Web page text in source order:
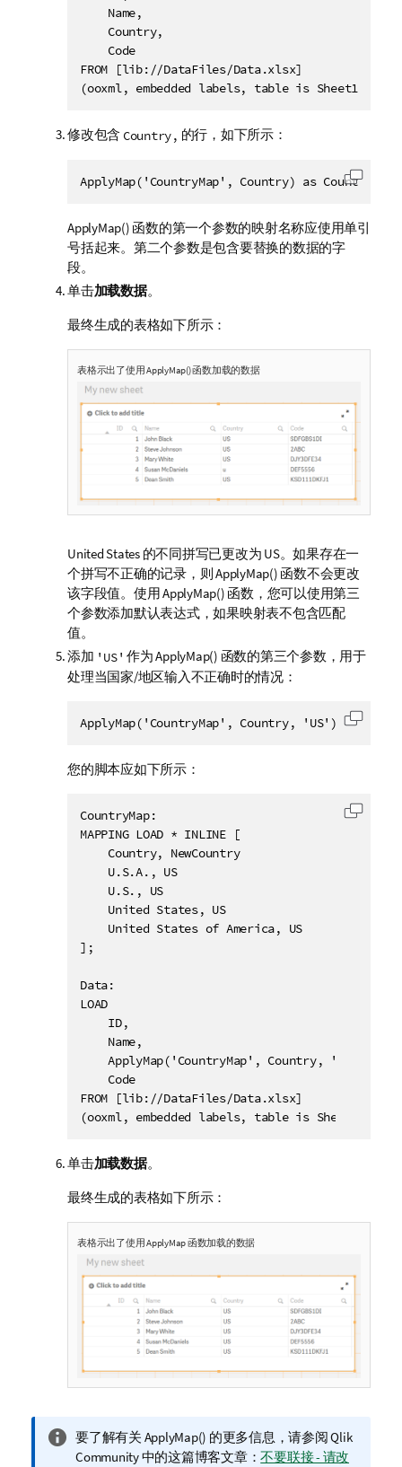
    Name,
    Country,
    Code
FROM [lib://DataFiles/Data.xlsx]
(ooxml, embedded labels, table is Sheet1);
修改包含 Country, 的行，如下所示：
ApplyMap('CountryMap', Country) as Country,复制代
ApplyMap() 函数的第一个参数的映射名称应使用单引
号括起来。第二个参数是包含要替换的数据的字
段。
单击加载数据。
最终生成的表格如下所示：
表格示出了使用ApplyMap()函数加载的数据
United States的不同拼写已更改为 US。如果存在一
个拼写不正确的记录，则 ApplyMap() 函数不会更改
该字段值。使用ApplyMap() 函数，您可以使用第三
个参数添加默认表达式，如果映射表不包含匹配
值。
添加 'US' 作为ApplyMap() 函数的第三个参数，用于
处理当国家/地区输入不正确时的情况：
ApplyMap('CountryMap', Country, 'US') as复制代
您的脚本应如下所示：
CountryMap:
MAPPING LOAD * INLINE [
    Country, NewCountry
    U.S.A., US
    U.S., US
    United States, US
    United States of America, US
];
Data:
LOAD
    ID,
    Name,
ApplyMap('CountryMap', Country, 'US') as
    Code
FROM [lib://DataFiles/Data.xlsx]
(ooxml, embedded labels, table is Sheet1);
复制代
单击加载数据。
最终生成的表格如下所示：
表格示出了使用ApplyMap函数加载的数据
信
息
要了解有关 ApplyMap() 的更多信息，请参阅Qlik
Community中的这篇博客文章：不要联接 - 请改